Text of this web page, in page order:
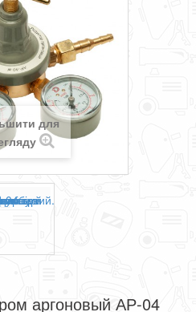
для
аргоновый АР-04